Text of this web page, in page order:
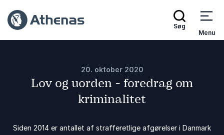
Søg
Menu
20. oktober 2020
Lov og uorden - foredrag om
kriminalitet
Siden 2014 er antallet af strafferetlige afgørelser i Danmark